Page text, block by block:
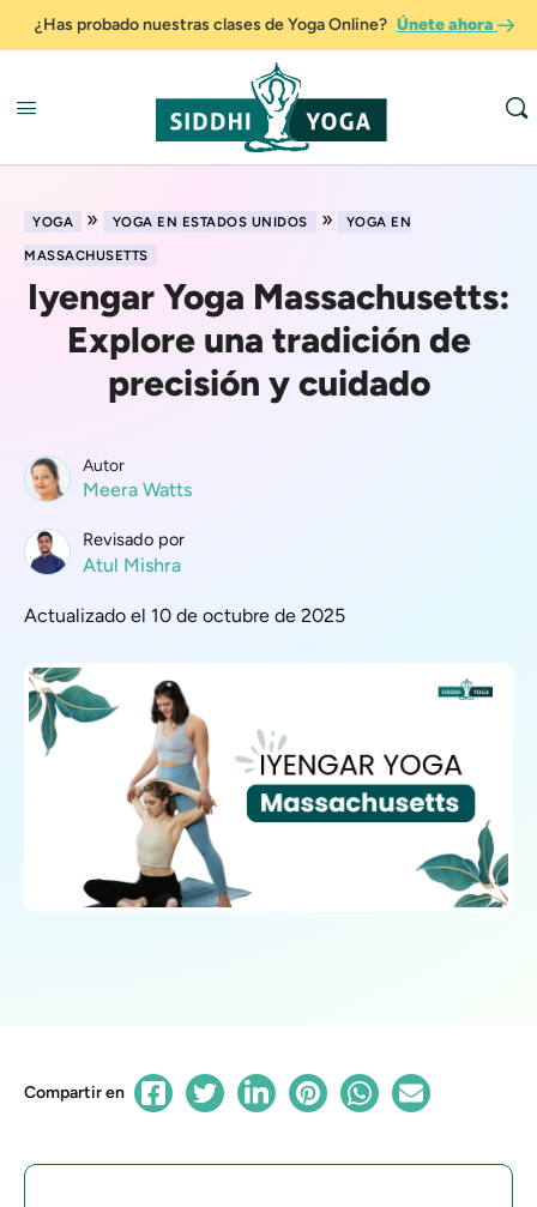
¿Has probado nuestras clases de Yoga Online? Únete ahora
YOGA » YOGA EN ESTADOS UNIDOS »
YOGA EN
MASSACHUSETTS
Iyengar Yoga Massachusetts:
Explore una tradición de
precisión y cuidado
Autor
Meera Watts
Revisado por
Atul Mishra
Actualizado el 10 de octubre de 2025
Compartir en